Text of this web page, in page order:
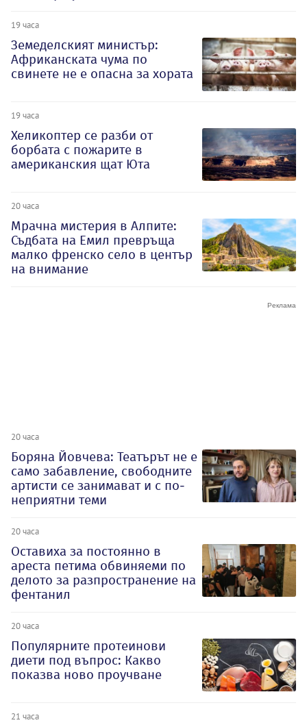
19 часа
Земеделският министър:
Африканската чума по
свинете не е опасна за хората
19 часа
Хеликоптер се разби от
борбата с пожарите в
американския щат Юта
20 часа
Мрачна мистерия в Алпите:
Съдбата на Емил превръща
малко френско село в център
на внимание
20 часа
Боряна Йовчева: Театърът не е
само забавление, свободните
артисти се занимават и с по-
неприятни теми
20 часа
Оставиха за постоянно в
ареста петима обвиняеми по
делото за разпространение на
фентанил
20 часа
Популярните протеинови
диети под въпрос: Какво
показва ново проучване
21 часа